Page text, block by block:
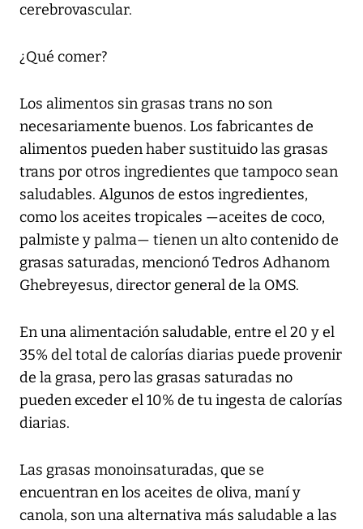
cerebrovascular.
¿Qué comer?
Los alimentos sin grasas trans no son
necesariamente buenos. Los fabricantes de
alimentos pueden haber sustituido las grasas
trans por otros ingredientes que tampoco sean
saludables. Algunos de estos ingredientes,
como los aceites tropicales —aceites de coco,
palmiste y palma— tienen un alto contenido de
grasas saturadas, mencionó Tedros Adhanom
Ghebreyesus, director general de la OMS.
En una alimentación saludable, entre el 20 y el
35% del total de calorías diarias puede provenir
de la grasa, pero las grasas saturadas no
pueden exceder el 10% de tu ingesta de calorías
diarias.
Las grasas monoinsaturadas, que se
encuentran en los aceites de oliva, maní y
canola, son una alternativa más saludable a las